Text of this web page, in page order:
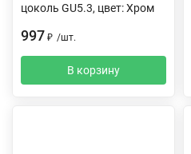
цоколь GU5.3, цвет: Хром
997 ₽ /шт.
В корзину